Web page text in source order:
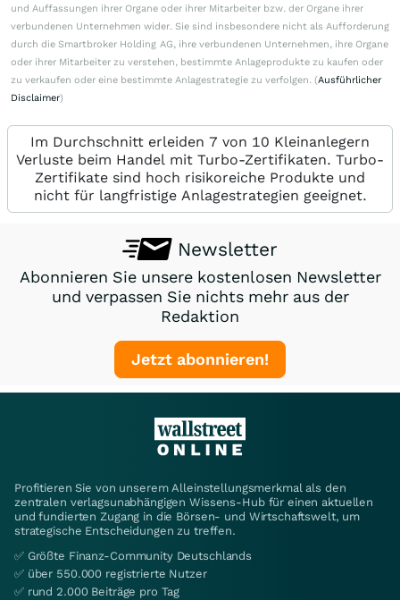
und Auffassungen ihrer Organe oder ihrer Mitarbeiter bzw. der Organe ihrer
verbundenen Unternehmen wider. Sie sind insbesondere nicht als Aufforderung
durch die Smartbroker Holding AG, ihre verbundenen Unternehmen, ihre Organe
oder ihrer Mitarbeiter zu verstehen, bestimmte Anlageprodukte zu kaufen oder
zu verkaufen oder eine bestimmte Anlagestrategie zu verfolgen. (Ausführlicher
Disclaimer)
Im Durchschnitt erleiden 7 von 10 Kleinanlegern
Verluste beim Handel mit Turbo-Zertifikaten. Turbo-
Zertifikate sind hoch risikoreiche Produkte und
nicht für langfristige Anlagestrategien geeignet.
Newsletter
Abonnieren Sie unsere kostenlosen Newsletter
und verpassen Sie nichts mehr aus der
Redaktion
Jetzt abonnieren!
Profitieren Sie von unserem Alleinstellungsmerkmal als den
zentralen verlagsunabhängigen Wissens-Hub für einen aktuellen
und fundierten Zugang in die Börsen- und Wirtschaftswelt, um
strategische Entscheidungen zu treffen.
✅ Größte Finanz-Community Deutschlands
✅ über 550.000 registrierte Nutzer
✅ rund 2.000 Beiträge pro Tag